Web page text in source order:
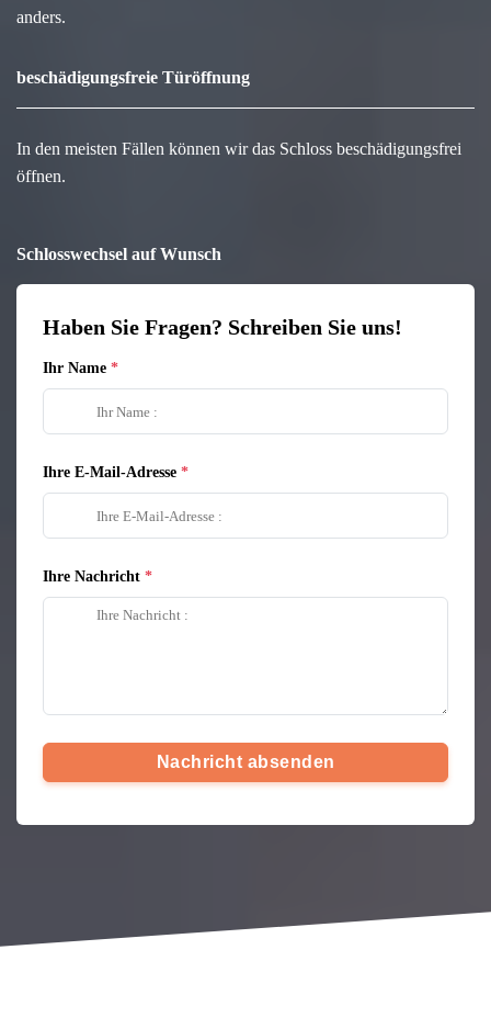
anders.
beschädigungsfreie Türöffnung
In den meisten Fällen können wir das Schloss beschädigungsfrei
öffnen.
Schlosswechsel auf Wunsch
Haben Sie Fragen? Schreiben Sie uns!
Ihr Name
Ihre E-Mail-Adresse
Ihre Nachricht
Nachricht absenden